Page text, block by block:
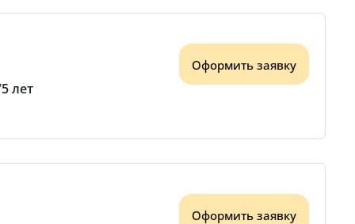
лет
Оформить заявку
Оформить заявку